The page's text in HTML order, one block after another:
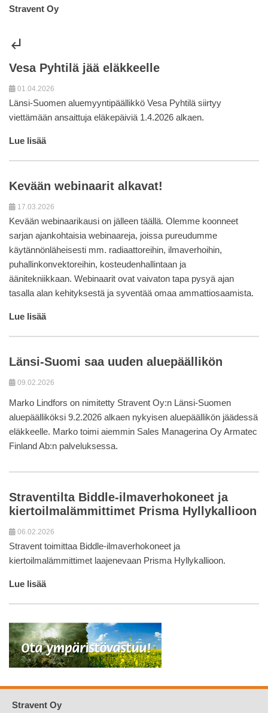
Stravent Oy
subdirectory_arrow_left
Vesa Pyhtilä jää eläkkeelle
01.04.2026
Länsi-Suomen aluemyyntipäällikkö Vesa Pyhtilä siirtyy
viettämään ansaittuja eläkepäiviä 1.4.2026 alkaen.
Lue lisää
Kevään webinaarit alkavat!
17.03.2026
Kevään webinaarikausi on jälleen täällä. Olemme koonneet
sarjan ajankohtaisia webinaareja, joissa pureudumme
käytännönläheisesti mm. radiaattoreihin, ilmaverhoihin,
puhallinkonvektoreihin, kosteudenhallintaan ja
äänitekniikkaan. Webinaarit ovat vaivaton tapa pysyä ajan
tasalla alan kehityksestä ja syventää omaa ammattiosaamista.
Lue lisää
Länsi-Suomi saa uuden aluepäällikön
09.02.2026
Marko Lindfors on nimitetty Stravent Oy:n Länsi-Suomen
aluepäälliköksi 9.2.2026 alkaen nykyisen aluepäällikön jäädessä
eläkkeelle. Marko toimi aiemmin Sales Managerina Oy Armatec
Finland Ab:n palveluksessa.
Straventilta Biddle-ilmaverhokoneet ja
kiertoilmalämmittimet Prisma Hyllykallioon
06.02.2026
Stravent toimittaa Biddle-ilmaverhokoneet ja
kiertoilmalämmittimet laajenevaan Prisma Hyllykallioon.
Lue lisää
Stravent Oy